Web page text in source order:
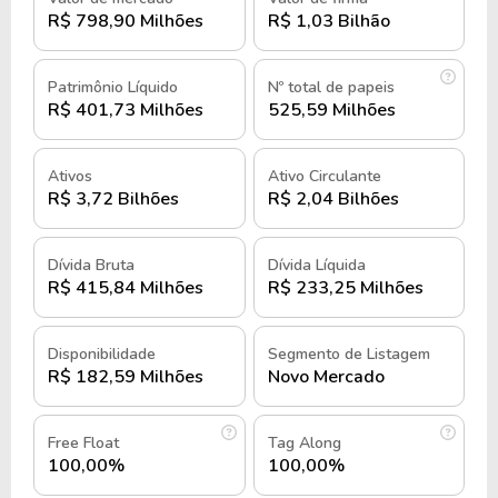
otimizar seus processos internos.
As ações ordinárias da CVC são negociadas na B3
sob o tickerCVCB3 CVCB3Fno mercado
fracionário.
História e quando foi criada a CVC
Brasil Operadora e Agência de
Viagens S.A.
A CVC foi fundada em 1972, na cidade de Santo
André, em São Paulo, por Carlos Vicente Cerchiari
e Guilherme Paulus, sendo que o nome da empresa
deriva das iniciais de Carlos Vicente Cerchiari.
Nos primeiros anos, a CVC focou em oferecer
pacotes de viagens rodoviárias para a classe
operária da região do ABC Paulista.
R$ 798,90 Milhões R$ 1,03 Bilhão
Patrimônio Líquido
R$ 401,73 Milhões
Nº total de papeis
525,59 Milhões
Ativos
R$ 3,72 Bilhões
Ativo Circulante
R$ 2,04 Bilhões
Dívida Bruta
R$ 415,84 Milhões
Dívida Líquida
R$ 233,25 Milhões
Disponibilidade
R$ 182,59 Milhões
Segmento de Listagem
Novo Mercado
Free Float
100,00%
Tag Along
100,00%